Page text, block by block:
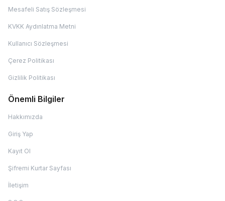
Mesafeli Satış Sözleşmesi
KVKK Aydınlatma Metni
Kullanıcı Sözleşmesi
Çerez Politikası
Gizlilik Politikası
Önemli Bilgiler
Hakkımızda
Giriş Yap
Kayıt Ol
Şifremi Kurtar Sayfası
İletişim